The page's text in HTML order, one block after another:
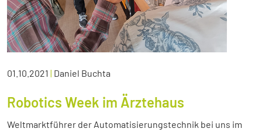
01.10.2021 | Daniel Buchta
Robotics Week im Ärztehaus
Weltmarktführer der Automatisierungstechnik bei uns im